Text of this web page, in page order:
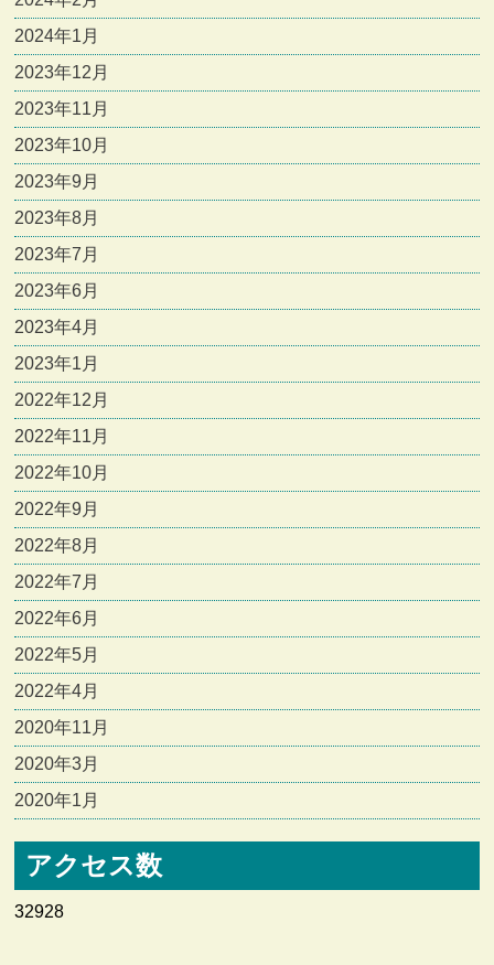
2024年1月
2023年12月
2023年11月
2023年10月
2023年9月
2023年8月
2023年7月
2023年6月
2023年4月
2023年1月
2022年12月
2022年11月
2022年10月
2022年9月
2022年8月
2022年7月
2022年6月
2022年5月
2022年4月
2020年11月
2020年3月
2020年1月
アクセス数
32928